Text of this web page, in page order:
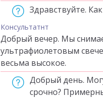
Здравствуйте.
Консультатнт
Добрый вечер. Мы
ультрафиолетовым
весьма высокое.
Добрый день.
срочно?